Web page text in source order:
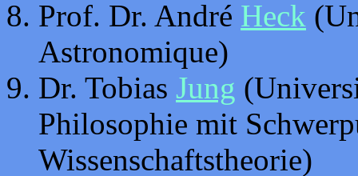
Prof. Dr. André Heck
Astronomique)
Dr. Tobias Jung
Philosophie mit
Wissenschaftstheorie)